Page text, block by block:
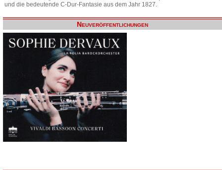
und die bedeutende C-Dur-Fantasie aus dem Jahr 1827.
Neuveröffentlichungen